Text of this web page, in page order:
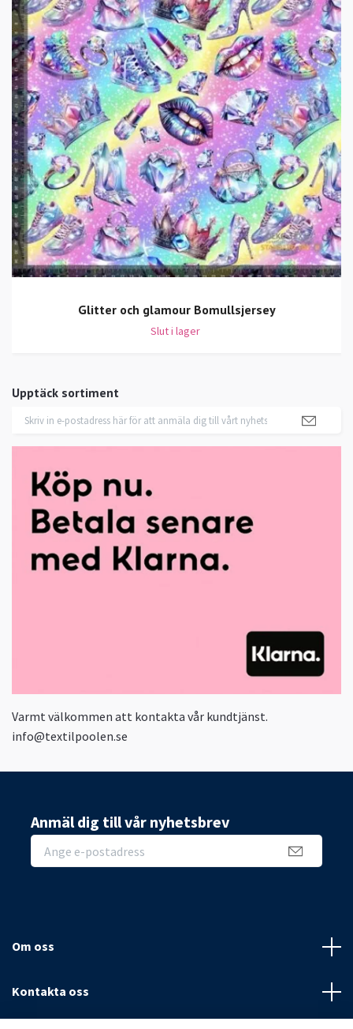
Upptäck sortiment
Varmt välkommen att kontakta vår kundtjänst.
info@textilpoolen.se
Glitter och glamour Bomullsjersey
Slut i lager
Anmäl dig till vår nyhetsbrev
Om oss
Kontakta oss